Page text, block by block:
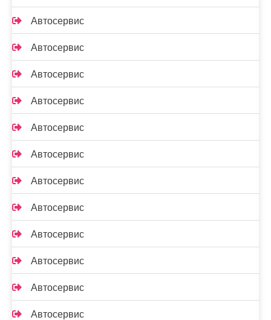
Автосервис
Автосервис
Автосервис
Автосервис
Автосервис
Автосервис
Автосервис
Автосервис
Автосервис
Автосервис
Автосервис
Автосервис